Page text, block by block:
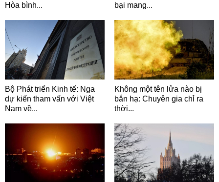
Hòa bình...
bại mang...
Bộ Phát triển Kinh tế: Nga
dự kiến tham vấn với Việt
Nam về...
Không một tên lửa nào bị
bắn hạ: Chuyên gia chỉ ra
thời...